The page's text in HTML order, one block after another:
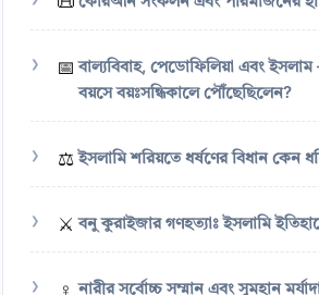
📅 বাল্যবিবাহ, পেডোফিলিয়া এবং
বয়সে বয়ঃসন্ধিকালে পৌঁছেছিলেন?
⚖️ ইসলামি শরিয়তে ধর্ষণের বিধান কেন
⚔️ বনু কুরাইজার গণহত্যাঃ ইসলামি
♀️ নারীর সর্বোচ্চ সম্মান এবং সুমহান